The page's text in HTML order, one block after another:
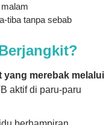
tiba tanpa sebab
merebak melalui
aktif di paru-paru